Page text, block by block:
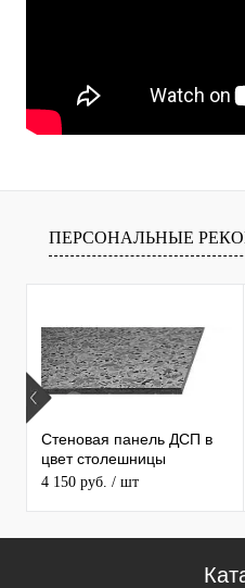
ПЕРСОНАЛЬНЫЕ
Стеновая панель ДСП в
цвет столешницы
MAERSS
4 150 руб. / шт